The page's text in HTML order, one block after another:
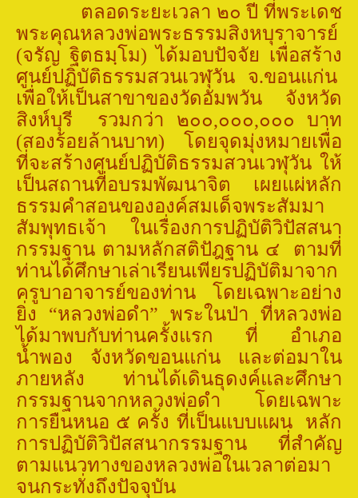
ตลอดระยะเวลา ๒๐ ปี ที่พระเดช
พระคุณหลวงพ่อพระธรรมสิงหบุราจารย์
(จรัญ ฐิตธมฺโม) ได้มอบปัจจัย เพื่อสร้าง
ศูนย์ปฏิบัติธรรมสวนเวฬุวัน จ.ขอนแก่น
เพื่อให้เป็นสาขาของวัดอัมพวัน จังหวัด
สิงห์บุรี
รวมกว่า ๒๐๐,๐๐๐,๐๐๐ บาท
(สองร้อยล้านบาท)
โดยจุดมุ่งหมายเพื่อ
ที่จะสร้างศูนย์ปฏิบัติธรรมสวนเวฬุวัน ให้
เป็นสถานที่อบรมพัฒนาจิต เผยแผ่หลัก
ธรรมคำสอนขององค์สมเด็จพระสัมมา
สัมพุทธเจ้า ในเรื่องการปฏิบัติวิปัสสนา
กรรมฐาน ตามหลักสติปัฎฐาน ๔
ตามที่
ท่านได้ศึกษาเล่าเรียนเพียรปฏิบัติมาจาก
ครูบาอาจารย์ของท่าน
โดยเฉพาะอย่าง
ยิ่ง “หลวงพ่อดำ” พระในป่า ที่หลวงพ่อ
ได้มาพบกับท่านครั้งแรก ที่ อำเภอ
น้ำพอง จังหวัดขอนแก่น และต่อมาใน
ภายหลัง ท่านได้เดินธุดงค์และศึกษา
กรรมฐานจากหลวงพ่อดำ โดยเฉพาะ
การยืนหนอ ๕ ครั้ง ที่เป็นแบบแผน
หลัก
การปฏิบัติวิปัสสนากรรมฐาน
ที่สำคัญ
ตามแนวทางของหลวงพ่อในเวลาต่อมา
จนกระทั่งถึงปัจจุบัน